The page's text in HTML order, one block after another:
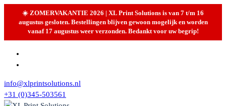
☀️ ZOMERVAKANTIE 2026 | XL Print Solutions is van 7 t/m 16
augustus gesloten. Bestellingen blijven gewoon mogelijk en worden
vanaf 17 augustus weer verzonden. Bedankt voor uw begrip!
Skip
info@xlprintsolutions.nl
+31 (0)345-503561